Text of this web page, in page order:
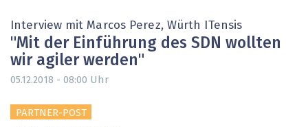
Interview mit Marcos Perez, Würth ITensis
"Mit der Einführung des SDN wollten
wir agiler werden"
05.12.2018 - 08:00 Uhr
PARTNER-POST